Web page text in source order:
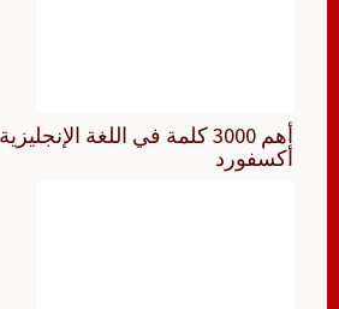
أهم 3000 كلمة في اللغة
أكسفورد